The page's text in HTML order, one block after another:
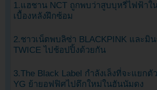
1.แฮชาน NCT ถูกพบว่าสูบบุหรี่ไฟฟ้าใ
เบื้องหลังฝึกซ้อม
2.ชาวเน็ตพบลิซ่า BLACKPINK และมิน
TWICE ไปช้อปปิ้งด้วยกัน
3.The Black Label กำลังเล็งที่จะแยกตั
YG ย้ายอฟฟิศไปตึกใหม่ในฮันนัมดง